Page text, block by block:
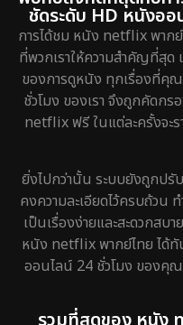
ชัดระดับ HD หนังออ
การได้ชม หนัง netflix พากย์
ที่พวกเราให้ความสำคัญที่สุด เ
ของการดูหนัง ทุกเรื่องที่คุ
ชั่วโมง ของเรา จึงถูกคัดกร
netflix ฟรี ในแต่ละครั้งจะ
ยิ่งไปกว่านั้น ระบบยังถูกปรั
คงความละเอียดไว้ครบถ้ว
เป็นเรื่องง่ายและสะดวกสบา
หนัง netflix พากย์ไทย ได้
ออนไลน์ 24 ชั่วโมง ของคุ